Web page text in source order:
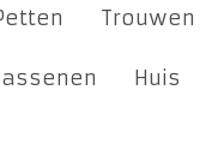
Trouwen
Huis